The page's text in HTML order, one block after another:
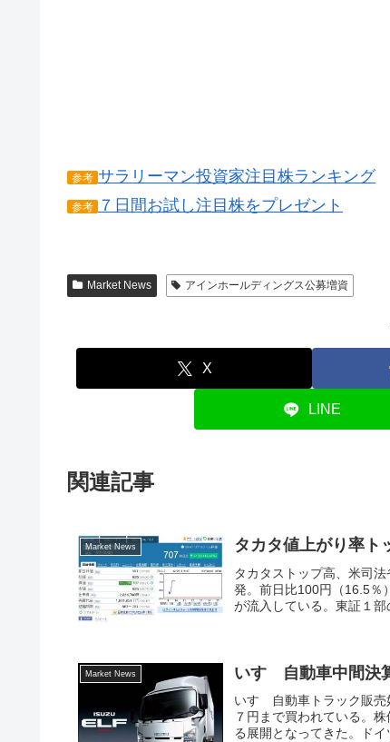
参考 サラリーマン投資家注目株ランキング
参考 ７日間お試し注目株をプレゼント
Market News アインホールディングス公募増資
X
LINE
関連記事
Market News タカタ値上がり率ト
タカタストップ高、米司
発。前日比100円（16.5％
が流入している。東証１部
Market News いすゞ自動車中間決
いすゞ自動車トラック販
７円まで買われている。
る展開となってきた。ド